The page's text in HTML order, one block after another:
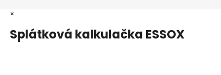
×
Splátková kalkulačka ESSOX